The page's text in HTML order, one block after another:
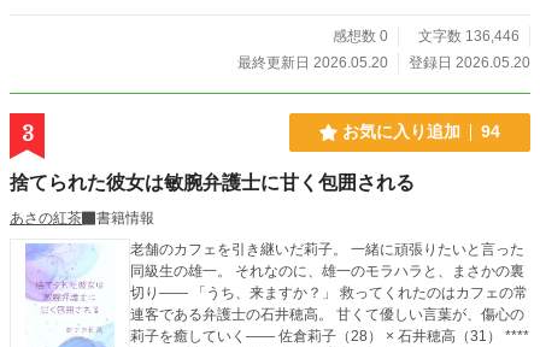
前に出会ったデリカシーのない軽率なオトコで――！？ もうずっと作品を書い
ていない才能の枯れた官能小説家が陽菜に提案したのは、「作品のために契約
て官能小説家らしく言うなら、無垢な蕾が花開く過程ってやつを知りたい。それ
も、より詳細に。新作の参考にしたいんだよ。つまり俺としては、これは同意の
上であり、れっきとした仕事。ＷＩＮ-ＷＩＮの提案だと思うんだが……どうだ
い？ お嬢さんよ」 ≪作品のためってそれって…それってまさか、この男にす
べてを捧げるって事！？≫ ギブ・アンド・テイクの秘密の同棲生活は、同時に
不埒な男の手によって開発される日々のはじまりを意味していた。果たして、陽
菜の運命は…！？ 【投稿経緯】 ・第17回 らぶドロップス恋愛小説コンテスト
様の予選通過作品→最終選考で落選。 自分が最初に書いたTL作品なので、キャ
ラクターへの愛着が特に強く、 勿体ないのでR18シーンを中心に改稿しこちら
で連載→完結済み
感想数 0
文字数 136,446
最終更新日 2026.05.20
登録日 2026.05.20
3 お気に入り追加 94
捨てられた彼女は敏腕弁護士に甘く包囲される
あさの紅茶
書籍情報
老舗のカフェを引き継いだ莉子。 一緒に頑張りたいと言った
同級生の雄一。 それなのに、雄一のモラハラと、まさかの裏
切り―― 「うち、来ますか？」 救ってくれたのはカフェの常
連客である弁護士の石井穂高。 甘くて優しい言葉が、傷心の
莉子を癒していく―― 佐倉莉子（28） × 石井穂高（31） ****